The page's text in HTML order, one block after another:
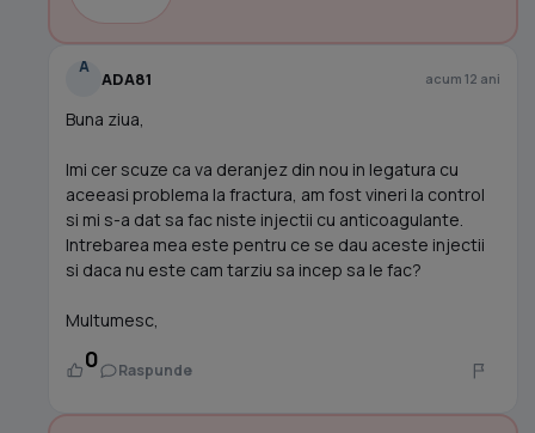
A
ADA81 acum 12 ani
Buna ziua,
Imi cer scuze ca va deranjez din nou in legatura cu
aceeasi problema la fractura, am fost vineri la control
si mi s-a dat sa fac niste injectii cu anticoagulante.
Intrebarea mea este pentru ce se dau aceste injectii
si daca nu este cam tarziu sa incep sa le fac?
Multumesc,
0 Raspunde